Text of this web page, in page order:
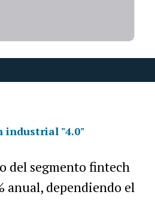
industrial "4.0"
del segmento fintech
anual, dependiendo el